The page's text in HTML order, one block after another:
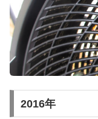
2016年